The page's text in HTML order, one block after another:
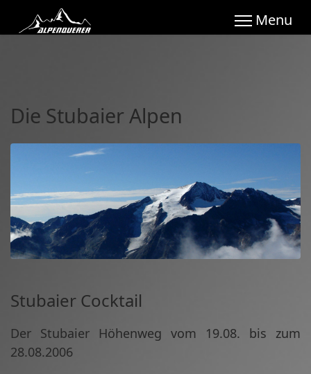
Die Stubaier Alpen
Stubaier Cocktail
Der Stubaier Höhenweg vom 19.08. bis zum
28.08.2006